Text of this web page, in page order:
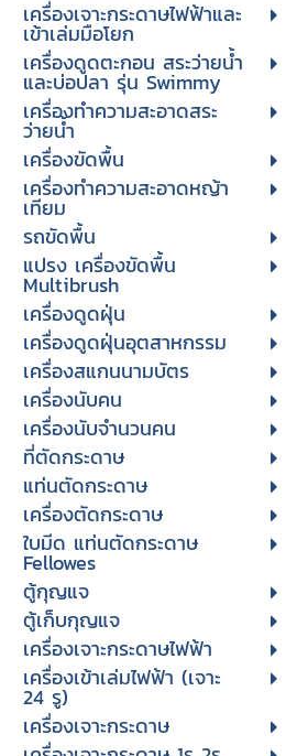
เครื่องเจาะกระดาษไฟฟ้าและ
เข้าเล่มมือโยก
เครื่องดูดตะกอน สระว่ายน้ำ
และบ่อปลา รุ่น Swimmy
เครื่องทำความสะอาดสระ
ว่ายน้ำ
เครื่องขัดพื้น
เครื่องทำความสะอาดหญ้า
เทียม
รถขัดพื้น
แปรง เครื่องขัดพื้น
Multibrush
เครื่องดูดฝุ่น
เครื่องดูดฝุ่นอุตสาหกรรม
เครื่องสแกนนามบัตร
เครื่องนับคน
เครื่องนับจํานวนคน
ที่ตัดกระดาษ
แท่นตัดกระดาษ
เครื่องตัดกระดาษ
ใบมีด แท่นตัดกระดาษ
Fellowes
ตู้กุญแจ
ตู้เก็บกุญแจ
เครื่องเจาะกระดาษไฟฟ้า
เครื่องเข้าเล่มไฟฟ้า (เจาะ
24 รู)
เครื่องเจาะกระดาษ